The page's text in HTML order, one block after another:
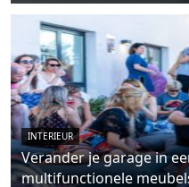
INTERIEUR
Verander je garage in
multifunctionele